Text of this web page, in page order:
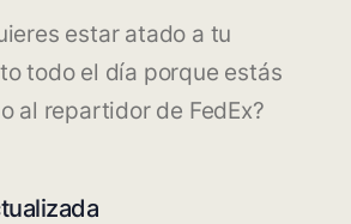
estar atado a tu
todo el día porque estás
al repartidor de FedEx?